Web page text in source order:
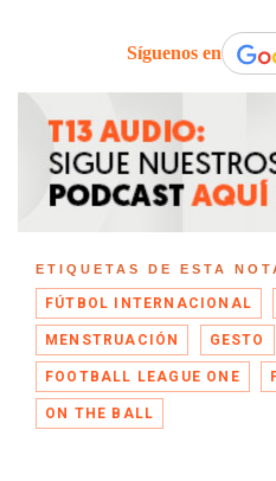
Síguenos en
ETIQUETAS DE ESTA
FÚTBOL INTERNACIONAL
MENSTRUACIÓN GESTO
FOOTBALL LEAGUE ONE
ON THE BALL